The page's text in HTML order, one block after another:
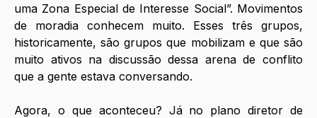
uma Zona Especial de Interesse Social”. Movimentos
de moradia conhecem muito. Esses três grupos,
historicamente, são grupos que mobilizam e que são
muito ativos na discussão dessa arena de conflito
que a gente estava conversando.
Agora, o que aconteceu? Já no plano diretor de